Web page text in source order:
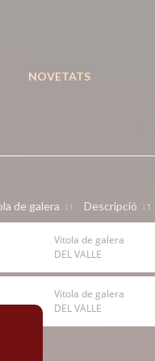
NOVETATS
↓↑
de galera ↓↑
Descripció
Vitola de galera
DEL VALLE
Vitola de galera
DEL VALLE